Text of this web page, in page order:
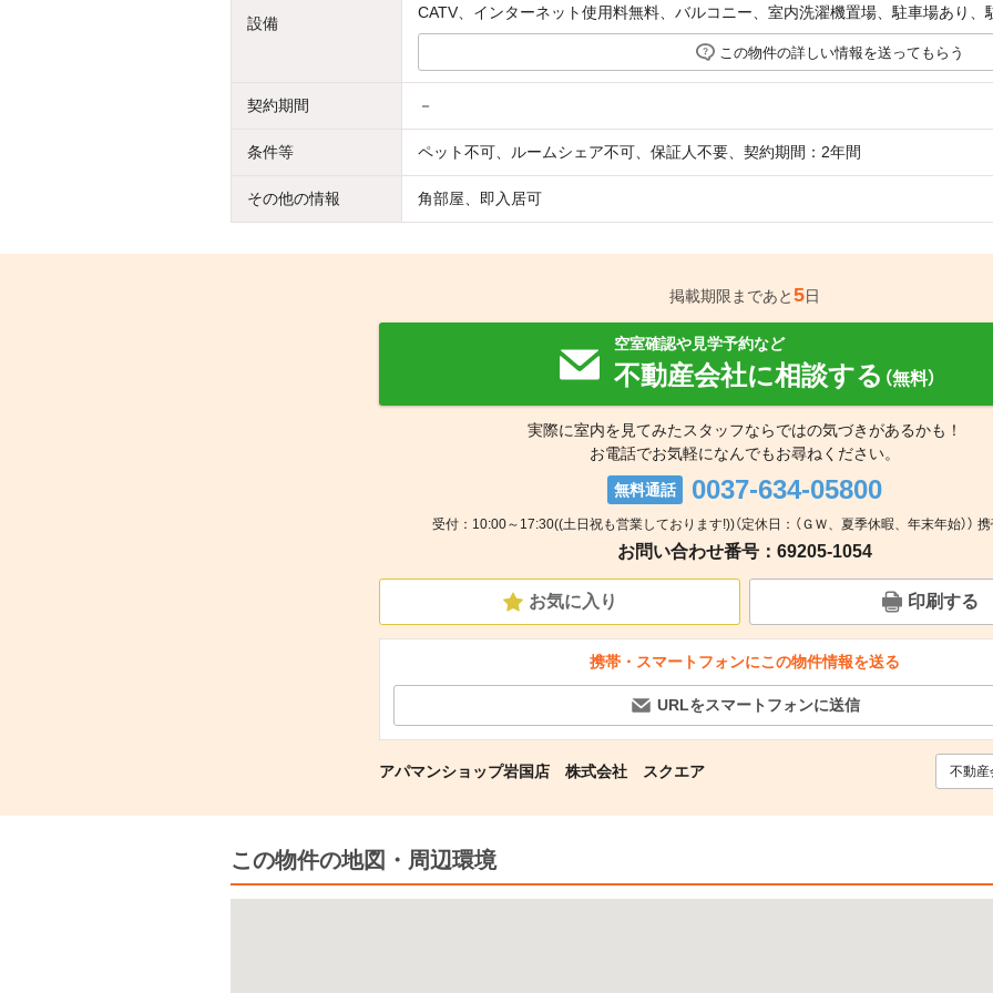
設備
CATV、インターネット使用料無料、バルコニー、室内洗濯機置場、駐車場あり、
この物件の詳しい情報を送ってもらう
契約期間 －
条件等 ペット不可、ルームシェア不可、保証人不要、契約期間：2年間
その他の情報 角部屋、即入居可
掲載期限まであと5日
空室確認や見学予約など
不動産会社に相談する （無料）
実際に室内を見てみたスタッフならではの気づきがあるかも！
お電話でお気軽になんでもお尋ねください。
無料通話 0037-634-05800
受付：10:00～17:30((土日祝も営業しております!))（定休日：（ＧＷ、夏季休暇、年末年始））
お問い合わせ番号：69205-1054
お気に入り 印刷する
携帯・スマートフォンにこの物件情報を送る
URLをスマートフォンに送信
アパマンショップ岩国店 株式会社 スクエア 不動産
この物件の地図・周辺環境